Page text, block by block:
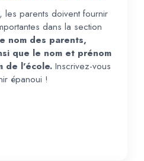
les parents doivent fournir
dans la section
nom des parents,
que le nom et prénom
de l'école.Inscrivez-vous
épanoui !